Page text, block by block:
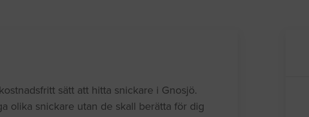
sätt att hitta snickare i Gnosjö.
olika snickare utan de skall berätta för dig